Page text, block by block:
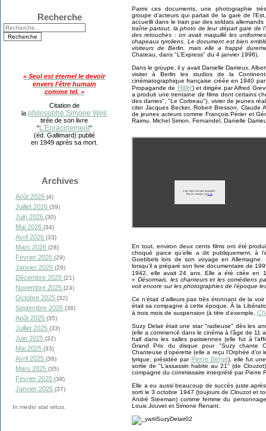
Recherche
« Seul est éternel le devoir
envers l'être humain
comme tel. »
Citation de
laphilosophe Simone Weil
tirée de son livre
"L'Enracinement"
(éd. Gallimard) publié
en 1949 après sa mort.
Archives
Août 2026 (4)
Juillet 2026 (39)
Juin 2026 (30)
Mai 2026 (34)
Avril 2026 (33)
Mars 2026 (28)
Février 2026 (29)
Janvier 2026 (29)
Décembre 2025 (21)
Novembre 2025 (24)
Octobre 2025 (32)
Septembre 2025 (38)
Août 2025 (35)
Juillet 2025 (33)
Juin 2025 (32)
Mai 2025 (33)
Avril 2025 (36)
Mars 2025 (35)
Février 2025 (38)
Janvier 2025 (37)
In medio stat virtus.
Parmi ces documents, une photographie
groupe d’acteurs qui partait de la gare de
accueilli dans le train par des soldats
traîne partout, la photo de leur départ gare de
des retouches : on avait maquillé les
chapeaux tyroliens. Le document est bien
visiteurs de Berlin, mais elle a frappé
Chateau, dans "L’Express" du 4 janvier 1996).
Dans le groupe, il y avait Danielle Darrieux,
visiter à Berlin les studios de la
cinématographique française créée en 1940
Propagande de
Hitler) et dirigée par Alfred
a produit une trentaine de films dont certains
des dames", "Le Corbeau"), vivier de jeunes
citer Jacques Becker, Robert Bresson, Claude
de jeunes acteurs comme François Périer et
Raimu, Michel Simon, Fernandel, Danielle
En tout, environ deux cents films ont été
choqué parce qu’elle a dit publiquement, à
Goebbels lors de son voyage en
lorsqu’il a préparé son livre documentaire de
1942, elle avait 24 ans. Elle a été citée en
« Désormais, les chanteurs et les comédiens
voit encore sur les photographies de l’époque
Ce n’était d’ailleurs pas très étonnant de la
était sa compagne à cette époque. À la
à trois mois de suspension (à titre d’exemple,
Suzy Delair était une star "radieuse" dès les
(elle a commencé dans le cinéma à l’âge de
hall dans les salles parisiennes (elle fut à
Grand Prix du disque pour "Suzy chante
Chanteuse d’opérette (elle a reçu l’Orphée
lyrique, présidée par Pierre Bergé), elle fut
sortie de "L’assassin habite au 21" (de
compagne du commissaire interprété par Pierre
Elle a eu aussi beaucoup de succès juste
sorti le 3 octobre 1947 (toujours de Clouzot et
André Steeman) comme femme du
Louis Jouvet et Simone Renant.